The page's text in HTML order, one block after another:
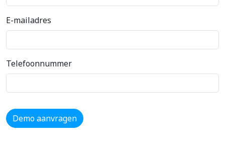
E-mailadres
Telefoonnummer
Demo aanvragen